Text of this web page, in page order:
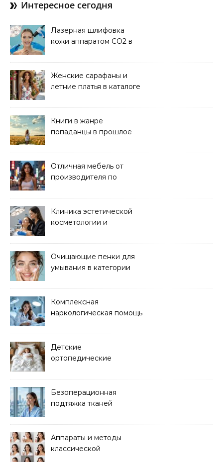
Интересное сегодня
Лазерная шлифовка
кожи аппаратом CO2 в
Женские сарафаны и
летние платья в каталоге
Книги в жанре
попаданцы в прошлое
Отличная мебель от
производителя по
Клиника эстетической
косметологии и
Очищающие пенки для
умывания в категории
Комплексная
наркологическая помощь
Детские
ортопедические
Безоперационная
подтяжка тканей
Аппараты и методы
классической